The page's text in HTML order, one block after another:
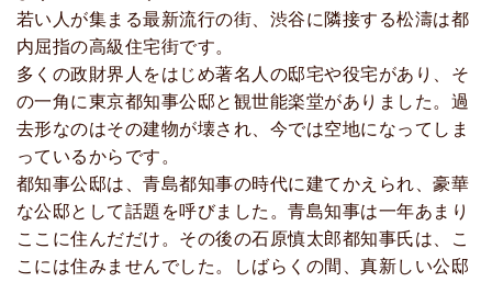
若い人が集まる最新流行の街、渋谷に隣接する松濤は都
内屈指の高級住宅街です。
多くの政財界人をはじめ著名人の邸宅や役宅があり、そ
の一角に東京都知事公邸と観世能楽堂がありました。過
去形なのはその建物が壊され、今では空地になってしま
っているからです。
都知事公邸は、青島都知事の時代に建てかえられ、豪華
な公邸として話題を呼びました。青島知事は一年あまり
ここに住んだだけ。その後の石原慎太郎都知事氏は、こ
こには住みませんでした。しばらくの間、真新しい公邸